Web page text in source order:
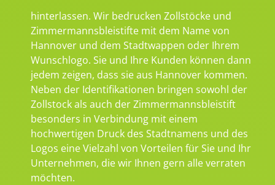
hinterlassen. Wir bedrucken Zollstöcke und
Zimmermannsbleistifte mit dem Name von
Hannover und dem Stadtwappen oder Ihrem
Wunschlogo. Sie und Ihre Kunden können dann
jedem zeigen, dass sie aus Hannover kommen.
Neben der Identifikationen bringen sowohl der
Zollstock als auch der Zimmermannsbleistift
besonders in Verbindung mit einem
hochwertigen Druck des Stadtnamens und des
Logos eine Vielzahl von Vorteilen für Sie und Ihr
Unternehmen, die wir Ihnen gern alle verraten
möchten.